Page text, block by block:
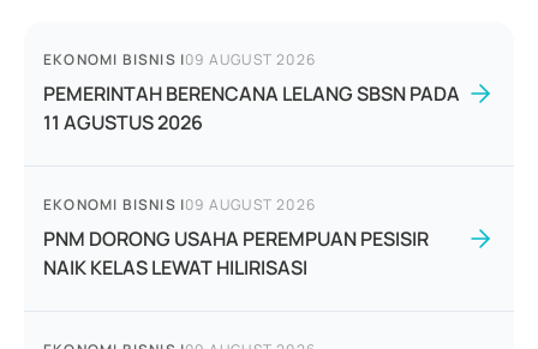
EKONOMI BISNIS |09 AUGUST 2026
PEMERINTAH BERENCANA LELANG SBSN PADA
11 AGUSTUS 2026
EKONOMI BISNIS |09 AUGUST 2026
PNM DORONG USAHA PEREMPUAN PESISIR
NAIK KELAS LEWAT HILIRISASI